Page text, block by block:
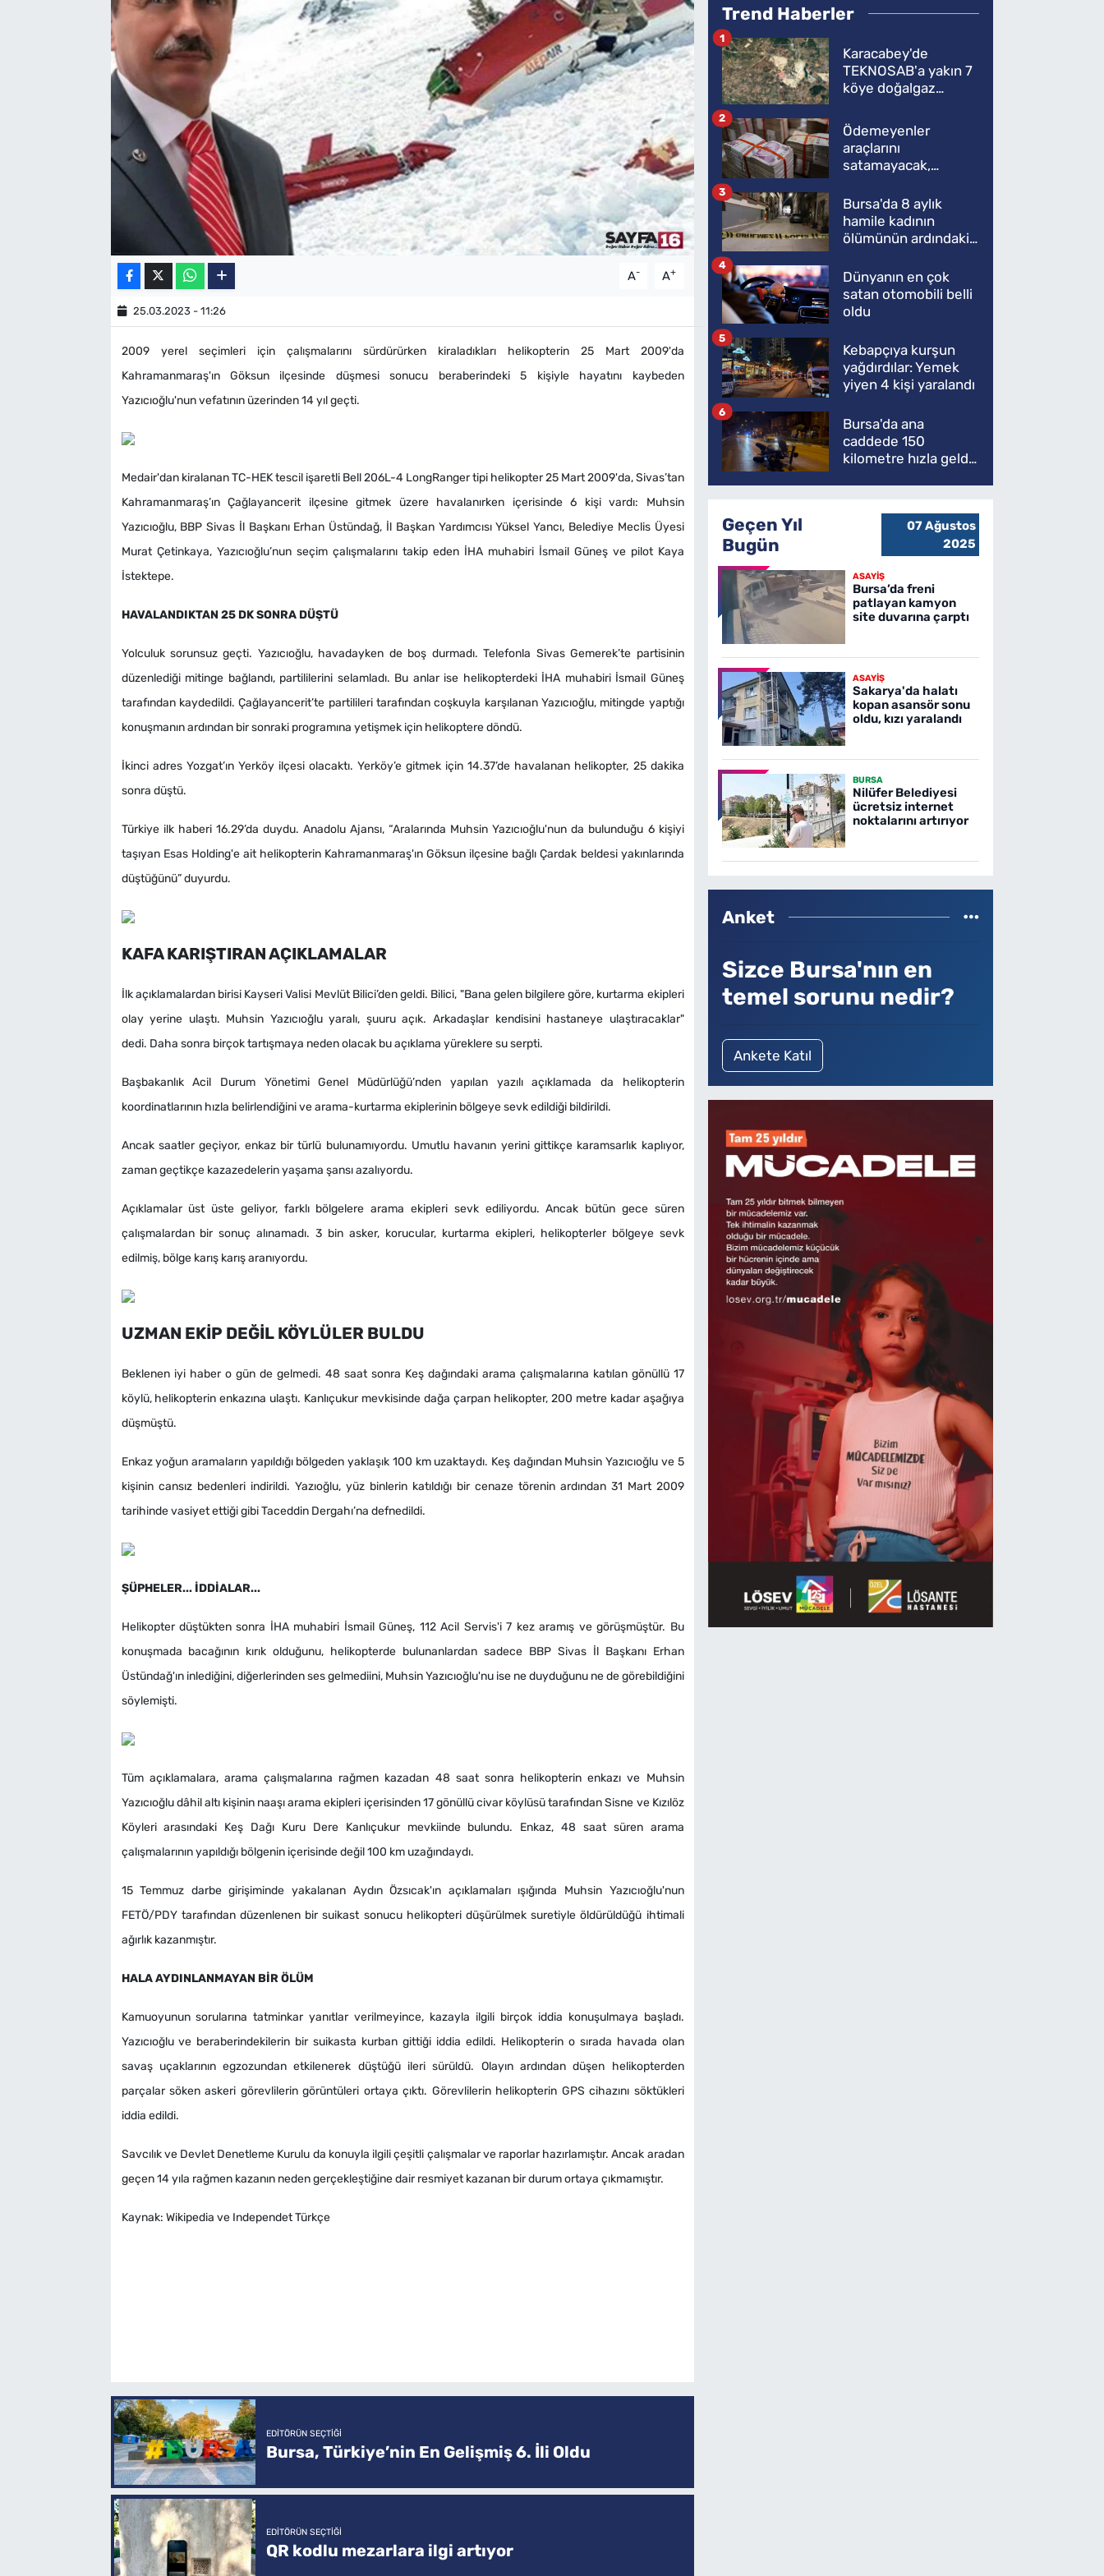
A- A+
25.03.2023 - 11:26
2009 yerel seçimleri için çalışmalarını sürdürürken kiraladıkları helikopterin 25 Mart 2009'da
Kahramanmaraş'ın Göksun ilçesinde düşmesi sonucu beraberindeki 5 kişiyle hayatını kaybeden
Yazıcıoğlu'nun vefatının üzerinden 14 yıl geçti.
Medair'dan kiralanan TC-HEK tescil işaretli Bell 206L-4 LongRanger tipi helikopter 25 Mart 2009'da, Sivas’tan
Kahramanmaraş’ın Çağlayancerit ilçesine gitmek üzere havalanırken içerisinde 6 kişi vardı: Muhsin
Yazıcıoğlu, BBP Sivas İl Başkanı Erhan Üstündağ, İl Başkan Yardımcısı Yüksel Yancı, Belediye Meclis Üyesi
Murat Çetinkaya, Yazıcıoğlu’nun seçim çalışmalarını takip eden İHA muhabiri İsmail Güneş ve pilot Kaya
İstektepe.
HAVALANDIKTAN 25 DK SONRA DÜŞTÜ
Yolculuk sorunsuz geçti. Yazıcıoğlu, havadayken de boş durmadı. Telefonla Sivas Gemerek’te partisinin
düzenlediği mitinge bağlandı, partililerini selamladı. Bu anlar ise helikopterdeki İHA muhabiri İsmail Güneş
tarafından kaydedildi. Çağlayancerit’te partilileri tarafından coşkuyla karşılanan Yazıcıoğlu, mitingde yaptığı
konuşmanın ardından bir sonraki programına yetişmek için helikoptere döndü.
İkinci adres Yozgat’ın Yerköy ilçesi olacaktı. Yerköy’e gitmek için 14.37’de havalanan helikopter, 25 dakika
sonra düştü.
Türkiye ilk haberi 16.29’da duydu. Anadolu Ajansı, “Aralarında Muhsin Yazıcıoğlu'nun da bulunduğu 6 kişiyi
taşıyan Esas Holding'e ait helikopterin Kahramanmaraş'ın Göksun ilçesine bağlı Çardak beldesi yakınlarında
düştüğünü” duyurdu.
KAFA KARIŞTIRAN AÇIKLAMALAR
İlk açıklamalardan birisi Kayseri Valisi Mevlüt Bilici’den geldi. Bilici, "Bana gelen bilgilere göre, kurtarma ekipleri
olay yerine ulaştı. Muhsin Yazıcıoğlu yaralı, şuuru açık. Arkadaşlar kendisini hastaneye ulaştıracaklar"
dedi. Daha sonra birçok tartışmaya neden olacak bu açıklama yüreklere su serpti.
Başbakanlık Acil Durum Yönetimi Genel Müdürlüğü’nden yapılan yazılı açıklamada da helikopterin
koordinatlarının hızla belirlendiğini ve arama-kurtarma ekiplerinin bölgeye sevk edildiği bildirildi.
Ancak saatler geçiyor, enkaz bir türlü bulunamıyordu. Umutlu havanın yerini gittikçe karamsarlık kaplıyor,
zaman geçtikçe kazazedelerin yaşama şansı azalıyordu.
Açıklamalar üst üste geliyor, farklı bölgelere arama ekipleri sevk ediliyordu. Ancak bütün gece süren
çalışmalardan bir sonuç alınamadı. 3 bin asker, korucular, kurtarma ekipleri, helikopterler bölgeye sevk
edilmiş, bölge karış karış aranıyordu.
UZMAN EKİP DEĞİL KÖYLÜLER BULDU
Beklenen iyi haber o gün de gelmedi. 48 saat sonra Keş dağındaki arama çalışmalarına katılan gönüllü 17
köylü, helikopterin enkazına ulaştı. Kanlıçukur mevkisinde dağa çarpan helikopter, 200 metre kadar aşağıya
düşmüştü.
Enkaz yoğun aramaların yapıldığı bölgeden yaklaşık 100 km uzaktaydı. Keş dağından Muhsin Yazıcıoğlu ve 5
kişinin cansız bedenleri indirildi. Yazıoğlu, yüz binlerin katıldığı bir cenaze törenin ardından 31 Mart 2009
tarihinde vasiyet ettiği gibi Taceddin Dergahı’na defnedildi.
ŞÜPHELER... İDDİALAR...
Helikopter düştükten sonra İHA muhabiri İsmail Güneş, 112 Acil Servis'i 7 kez aramış ve görüşmüştür. Bu
konuşmada bacağının kırık olduğunu, helikopterde bulunanlardan sadece BBP Sivas İl Başkanı Erhan
Üstündağ'ın inlediğini, diğerlerinden ses gelmediini, Muhsin Yazıcıoğlu'nu ise ne duyduğunu ne de görebildiğini
söylemişti.
Tüm açıklamalara, arama çalışmalarına rağmen kazadan 48 saat sonra helikopterin enkazı ve Muhsin
Yazıcıoğlu dâhil altı kişinin naaşı arama ekipleri içerisinden 17 gönüllü civar köylüsü tarafından Sisne ve Kızılöz
Köyleri arasındaki Keş Dağı Kuru Dere Kanlıçukur mevkiinde bulundu. Enkaz, 48 saat süren arama
çalışmalarının yapıldığı bölgenin içerisinde değil 100 km uzağındaydı.
15 Temmuz darbe girişiminde yakalanan Aydın Özsıcak'ın açıklamaları ışığında Muhsin Yazıcıoğlu'nun
FETÖ/PDY tarafından düzenlenen bir suikast sonucu helikopteri düşürülmek suretiyle öldürüldüğü ihtimali
ağırlık kazanmıştır.
HALA AYDINLANMAYAN BİR ÖLÜM
Kamuoyunun sorularına tatminkar yanıtlar verilmeyince, kazayla ilgili birçok iddia konuşulmaya başladı.
Yazıcıoğlu ve beraberindekilerin bir suikasta kurban gittiği iddia edildi. Helikopterin o sırada havada olan
savaş uçaklarının egzozundan etkilenerek düştüğü ileri sürüldü. Olayın ardından düşen helikopterden
parçalar söken askeri görevlilerin görüntüleri ortaya çıktı. Görevlilerin helikopterin GPS cihazını söktükleri
iddia edildi.
Savcılık ve Devlet Denetleme Kurulu da konuyla ilgili çeşitli çalışmalar ve raporlar hazırlamıştır. Ancak aradan
geçen 14 yıla rağmen kazanın neden gerçekleştiğine dair resmiyet kazanan bir durum ortaya çıkmamıştır.
Kaynak: Wikipedia ve Independet Türkçe
EDITÖRÜN SEÇTIĞI
Bursa, Türkiye’nin En Gelişmiş 6. İli Oldu
EDITÖRÜN SEÇTIĞI
QR kodlu mezarlara ilgi artıyor
Trend Haberler
Karacabey'de
TEKNOSAB'a yakın 7
köye doğalgaz
1
Ödemeyenler
araçlarını
satamayacak,
2
Bursa'da 8 aylık
hamile kadının
ölümünün ardındaki
3
Dünyanın en çok
satan otomobili belli
oldu
4
Kebapçıya kurşun
yağdırdılar: Yemek
yiyen 4 kişi yaralandı
5
Bursa'da ana
caddede 150
kilometre hızla geldi,
6
Geçen Yıl
Bugün
07 Ağustos
2025
ASAYİŞ
Bursa’da freni
patlayan kamyon
site duvarına çarptı
ASAYİŞ
Sakarya'da halatı
kopan asansör sonu
oldu, kızı yaralandı
BURSA
Nilüfer Belediyesi
ücretsiz internet
noktalarını artırıyor
Anket
Sizce Bursa'nın en
temel sorunu nedir?
Ankete Katıl
TV REHBERİ